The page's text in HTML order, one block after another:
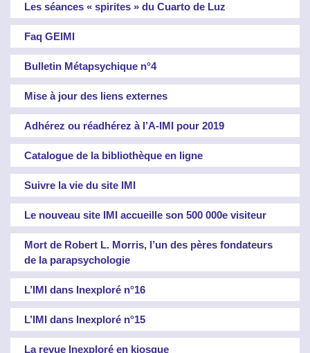
Les séances « spirites » du Cuarto de Luz
Faq GEIMI
Bulletin Métapsychique n°4
Mise à jour des liens externes
Adhérez ou réadhérez à l’A-IMI pour 2019
Catalogue de la bibliothèque en ligne
Suivre la vie du site IMI
Le nouveau site IMI accueille son 500 000e visiteur
Mort de Robert L. Morris, l’un des pères fondateurs
de la parapsychologie
L’IMI dans Inexploré n°16
L’IMI dans Inexploré n°15
La revue Inexploré en kiosque